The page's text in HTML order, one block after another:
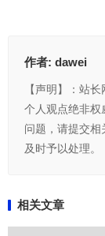
作者: dawei
【声明】：站
个人观点绝非权
问题，请提交
及时予以处理。
相关文章